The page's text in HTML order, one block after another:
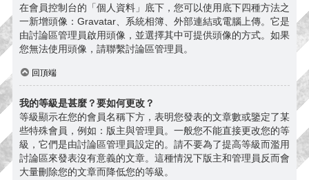
在會員控制台的「個人資料」底下，您可以使用底下四種方法之
一新增頭像：Gravatar、系統相簿、外部連結或電腦上傳。它是
由討論區管理員啟用頭像，並選擇其中可提供頭像的方式。如果
您無法使用頭像，請聯繫討論區管理員。
回頂端
我的等級是甚麼？要如何更改？
等級顯示在您的會員名稱下方，表明您發表的文章數或鑒定了某
些特殊會員，例如：版主與管理員。一般您不能直接更改您的等
級，它們是由討論區管理員設定的。請不要為了提高等級而濫用
討論區來發表沒有意義的文章。這種情況下版主和管理員反而會
大量刪除您的文章而降低您的等級。